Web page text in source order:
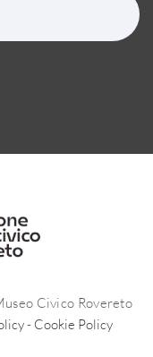
Civico Rovereto
- Cookie Policy